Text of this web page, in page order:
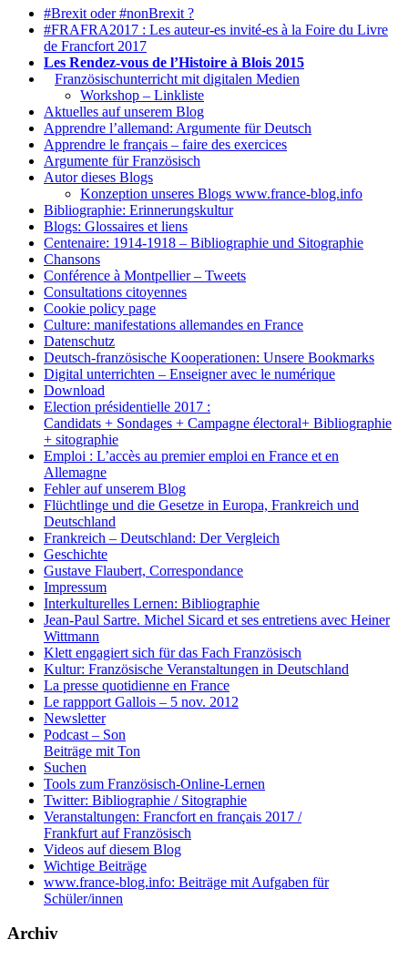
#Brexit oder #nonBrexit ?
#FRAFRA2017 : Les auteur-es invité-es à la Foire du Livre
de Francfort 2017
Les Rendez-vous de l’Histoire à Blois 2015
Französischunterricht mit digitalen Medien
Workshop – Linkliste
Aktuelles auf unserem Blog
Apprendre l’allemand: Argumente für Deutsch
Apprendre le français – faire des exercices
Argumente für Französisch
Autor dieses Blogs
Konzeption unseres Blogs www.france-blog.info
Bibliographie: Erinnerungskultur
Blogs: Glossaires et liens
Centenaire: 1914-1918 – Bibliographie und Sitographie
Chansons
Conférence à Montpellier – Tweets
Consultations citoyennes
Cookie policy page
Culture: manifestations allemandes en France
Datenschutz
Deutsch-französische Kooperationen: Unsere Bookmarks
Digital unterrichten – Enseigner avec le numérique
Download
Election présidentielle 2017 :
Candidats + Sondages + Campagne électoral+ Bibliographie
+ sitographie
Emploi : L’accès au premier emploi en France et en
Allemagne
Fehler auf unserem Blog
Flüchtlinge und die Gesetze in Europa, Frankreich und
Deutschland
Frankreich – Deutschland: Der Vergleich
Geschichte
Gustave Flaubert, Correspondance
Impressum
Interkulturelles Lernen: Bibliographie
Jean-Paul Sartre. Michel Sicard et ses entretiens avec Heiner
Wittmann
Klett engagiert sich für das Fach Französisch
Kultur: Französische Veranstaltungen in Deutschland
La presse quotidienne en France
Le rappport Gallois – 5 nov. 2012
Newsletter
Podcast – Son
Beiträge mit Ton
Suchen
Tools zum Französisch-Online-Lernen
Twitter: Bibliographie / Sitographie
Veranstaltungen: Francfort en français 2017 /
Frankfurt auf Französisch
Videos auf diesem Blog
Wichtige Beiträge
www.france-blog.info: Beiträge mit Aufgaben für
Schüler/innen
Archiv